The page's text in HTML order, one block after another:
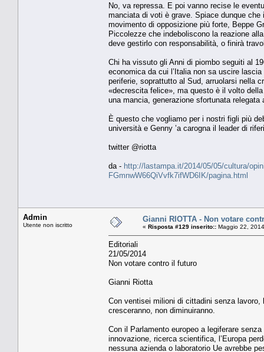
No, va repressa. E poi vanno recise le
manciata di voti è grave. Spiace dunque
movimento di opposizione più forte, Beppe
Piccolezze che indeboliscono la reazione
deve gestirlo con responsabilità, o finirà
Chi ha vissuto gli Anni di piombo seguiti al
economica da cui l’Italia non sa uscire
periferie, soprattutto al Sud, arruolarsi nella
«decrescita felice», ma questo è il volto
una mancia, generazione sfortunata
È questo che vogliamo per i nostri figli più
università e Genny ’a carogna il leader di
twitter @riotta
da - http://lastampa.it/2014/05/05/cultura/
FGmnwW66QiVvfk7ifWD6IK/pagina.html
Admin
Utente non iscritto
Gianni RIOTTA - Non votare
« Risposta #129 inserito:: Maggio 22,
Editoriali
21/05/2014
Non votare contro il futuro
Gianni Riotta
Con ventisei milioni di cittadini senza
cresceranno, non diminuiranno.
Con il Parlamento europeo a legiferare
innovazione, ricerca scientifica, l’Europa
nessuna azienda o laboratorio Ue avrebbe